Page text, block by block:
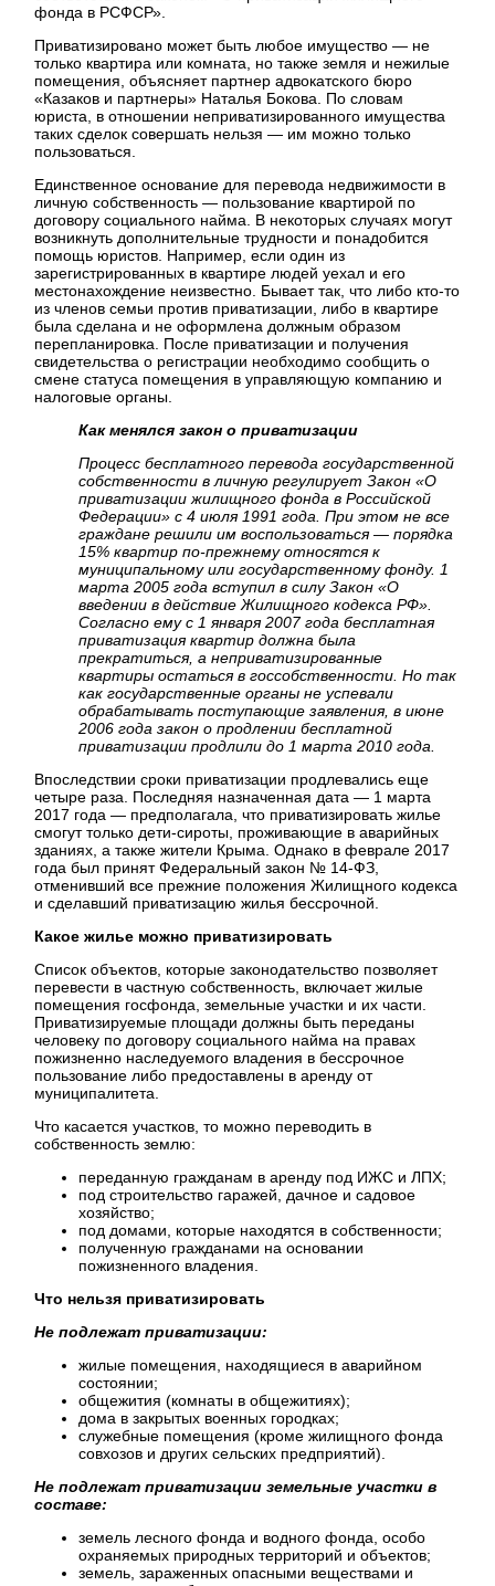
фонда в РСФСР».
Приватизировано может быть любое имущество — не
только квартира или комната, но также земля и нежилые
помещения, объясняет партнер адвокатского бюро
«Казаков и партнеры» Наталья Бокова. По словам
юриста, в отношении неприватизированного имущества
таких сделок совершать нельзя — им можно только
пользоваться.
Единственное основание для перевода недвижимости в
личную собственность — пользование квартирой по
договору социального найма. В некоторых случаях могут
возникнуть дополнительные трудности и понадобится
помощь юристов. Например, если один из
зарегистрированных в квартире людей уехал и его
местонахождение неизвестно. Бывает так, что либо кто-то
из членов семьи против приватизации, либо в квартире
была сделана и не оформлена должным образом
перепланировка. После приватизации и получения
свидетельства о регистрации необходимо сообщить о
смене статуса помещения в управляющую компанию и
налоговые органы.
Как менялся закон о приватизации
Процесс бесплатного перевода государственной
собственности в личную регулирует Закон «О
приватизации жилищного фонда в Российской
Федерации» с 4 июля 1991 года. При этом не все
граждане решили им воспользоваться — порядка
15% квартир по-прежнему относятся к
муниципальному или государственному фонду. 1
марта 2005 года вступил в силу Закон «О
введении в действие Жилищного кодекса РФ».
Согласно ему с 1 января 2007 года бесплатная
приватизация квартир должна была
прекратиться, а неприватизированные
квартиры остаться в госсобственности. Но так
как государственные органы не успевали
обрабатывать поступающие заявления, в июне
2006 года закон о продлении бесплатной
приватизации продлили до 1 марта 2010 года.
Впоследствии сроки приватизации продлевались еще
четыре раза. Последняя назначенная дата — 1 марта
2017 года — предполагала, что приватизировать жилье
смогут только дети-сироты, проживающие в аварийных
зданиях, а также жители Крыма. Однако в феврале 2017
года был принят Федеральный закон № 14-ФЗ,
отменивший все прежние положения Жилищного кодекса
и сделавший приватизацию жилья бессрочной.
Какое жилье можно приватизировать
Список объектов, которые законодательство позволяет
перевести в частную собственность, включает жилые
помещения госфонда, земельные участки и их части.
Приватизируемые площади должны быть переданы
человеку по договору социального найма на правах
пожизненно наследуемого владения в бессрочное
пользование либо предоставлены в аренду от
муниципалитета.
Что касается участков, то можно переводить в
собственность землю:
переданную гражданам в аренду под ИЖС и ЛПХ;
под строительство гаражей, дачное и садовое
хозяйство;
под домами, которые находятся в собственности;
полученную гражданами на основании
пожизненного владения.
Что нельзя приватизировать
Не подлежат приватизации:
жилые помещения, находящиеся в аварийном
состоянии;
общежития (комнаты в общежитиях);
дома в закрытых военных городках;
служебные помещения (кроме жилищного фонда
совхозов и других сельских предприятий).
Не подлежат приватизации земельные участки в
составе:
земель лесного фонда и водного фонда, особо
охраняемых природных территорий и объектов;
земель, зараженных опасными веществами и